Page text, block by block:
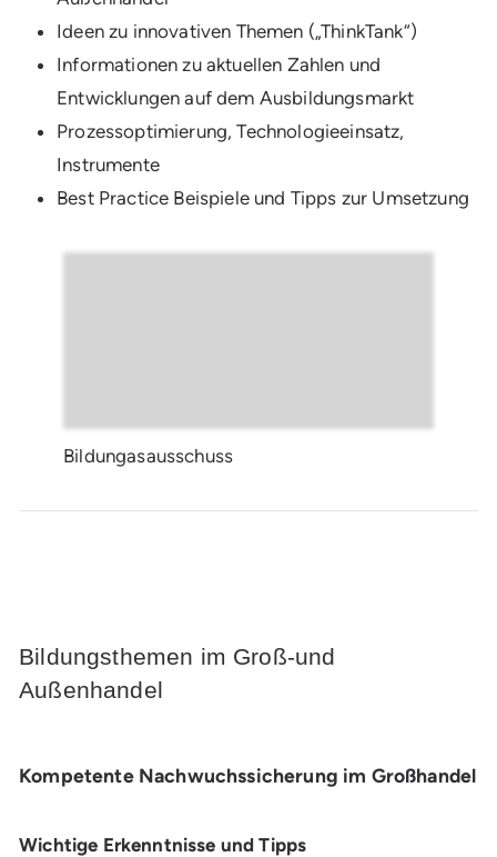
Ideen zu innovativen Themen („ThinkTank“)
Informationen zu aktuellen Zahlen und
Entwicklungen auf dem Ausbildungsmarkt
Prozessoptimierung, Technologieeinsatz,
Instrumente
Best Practice Beispiele und Tipps zur Umsetzung
Bildungasausschuss
Bildungsthemen im Groß-und
Außenhandel
Kompetente Nachwuchssicherung im Großhandel
Wichtige Erkenntnisse und Tipps